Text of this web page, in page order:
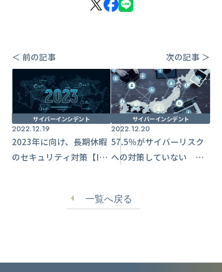
＜ 前の記事 次の記事 ＞
サイバーインシデント
2022.12.19
2023年に向け、長期休暇
のセキュリティ対策【IPA
サイバーインシデント
2022.12.20
57.5％がサイバーリスク
への対策していない サ
会】
一覧へ戻る